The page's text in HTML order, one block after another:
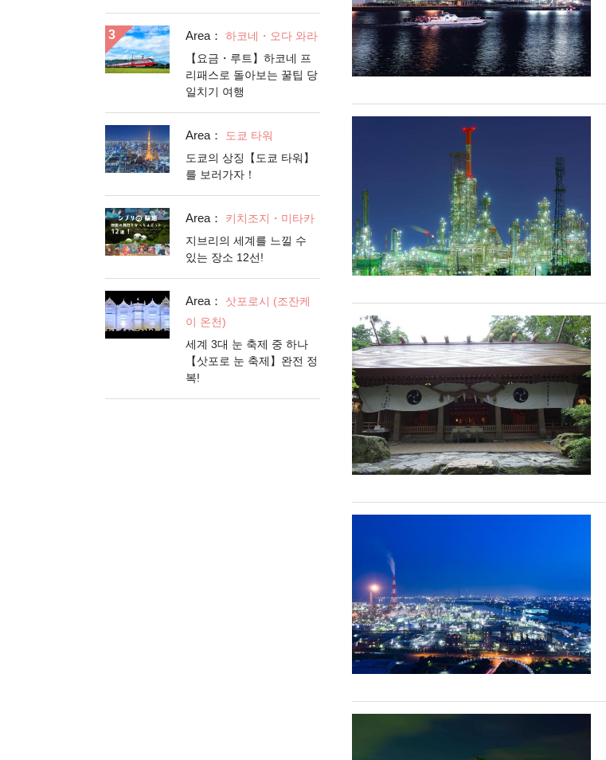
Area：
하코네・오다 와라
【요금・루트】하코네 프
리패스로 돌아보는 꿀팁 당
일치기 여행
Area：
도쿄 타워
도쿄의 상징【도쿄 타워】
를 보러가자！
Area：
키치조지・미타카
지브리의 세계를 느낄 수
있는 장소 12선!
Area：
삿포로시 (조잔케
이 온천)
세계 3대 눈 축제 중 하나
【삿포로 눈 축제】완전 정
복!